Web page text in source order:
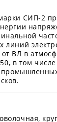
СИП-2
линий
ВЛ в
в том